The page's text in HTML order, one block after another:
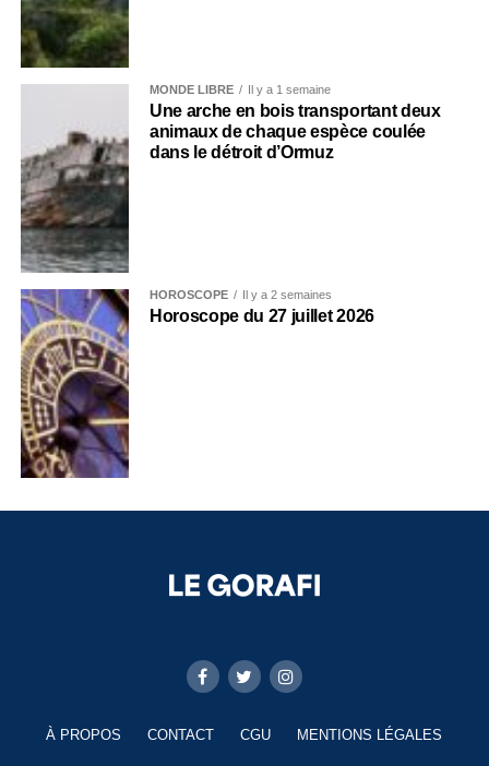
MONDE LIBRE Il y a 1 semaine
Une arche en bois transportant deux
animaux de chaque espèce coulée
dans le détroit d’Ormuz
HOROSCOPE Il y a 2 semaines
Horoscope du 27 juillet 2026
À PROPOS CONTACT CGU MENTIONS LÉGALES